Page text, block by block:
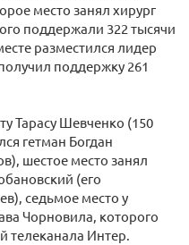
место занял хирург
поддержали 322 тысячи
разместился лидер
поддержку 261
Тарасу Шевченко (150
гетман Богдан
шестое место занял
(его
седьмое место у
Чорновила, которого
телеканала Интер.